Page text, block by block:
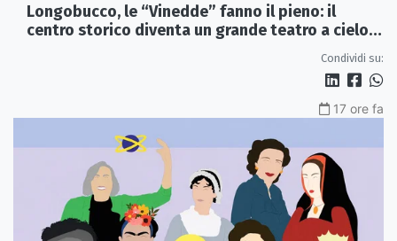
Longobucco, le “Vinedde” fanno il pieno: il
centro storico diventa un grande teatro a cielo
Condividi su:
17 ore fa